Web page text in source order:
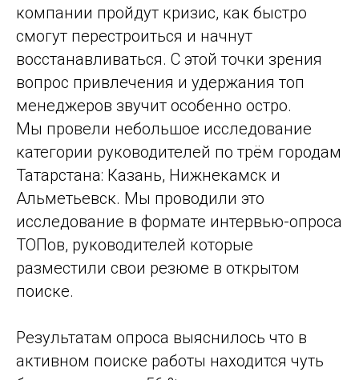
компании пройдут кризис, как быстро
смогут перестроиться и начнут
восстанавливаться. С этой точки зрения
вопрос привлечения и удержания топ
менеджеров звучит особенно остро.
Мы провели небольшое исследование
категории руководителей по трём городам
Татарстана: Казань, Нижнекамск и
Альметьевск. Мы проводили это
исследование в формате интервью-опроса
ТОПов, руководителей которые
разместили свои резюме в открытом
поиске.
Результатам опроса выяснилось что в
активном поиске работы находится чуть